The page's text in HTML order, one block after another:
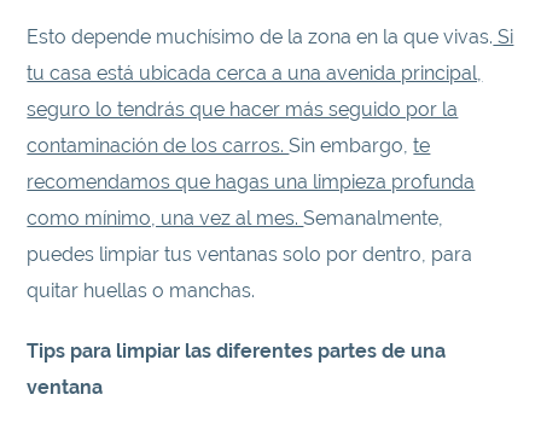
Esto depende muchísimo de la zona en la que vivas. Si
tu casa está ubicada cerca a una avenida principal,
seguro lo tendrás que hacer más seguido por la
contaminación de los carros.Sin embargo,te
recomendamos que hagas una limpieza profunda
como mínimo, una vez al mes.Semanalmente,
puedes limpiar tus ventanas solo por dentro, para
quitar huellas o manchas.
Tips para limpiar las diferentes partes de una
ventana